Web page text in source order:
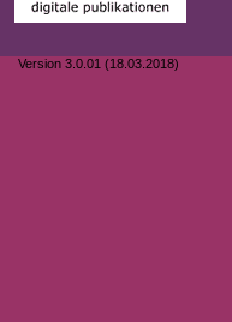
Version 3.0.01 (18.03.2018)